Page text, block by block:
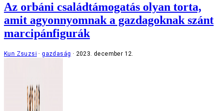
Az orbáni családtámogatás olyan torta,
amit agyonnyomnak a gazdagoknak szánt
marcipánfigurák
Kun Zsuzsi gazdaság 2023. december 12.